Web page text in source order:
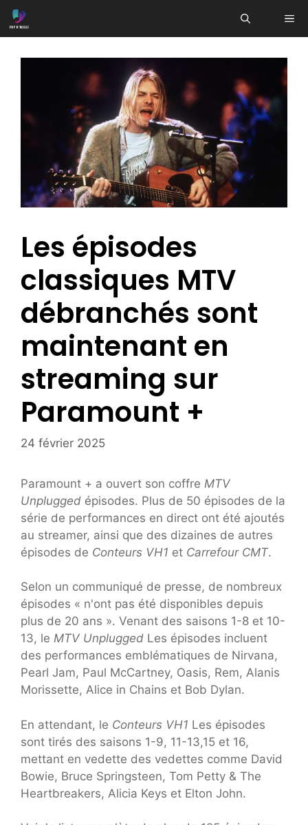
Aller
au
Les épisodes
classiques MTV
débranchés sont
maintenant en
streaming sur
Paramount +
24 février 2025
Paramount + a ouvert son coffre MTV
Unplugged épisodes. Plus de 50 épisodes de la
série de performances en direct ont été ajoutés
au streamer, ainsi que des dizaines de autres
épisodes de Conteurs VH1 et Carrefour CMT.
Selon un communiqué de presse, de nombreux
épisodes « n'ont pas été disponibles depuis
plus de 20 ans ». Venant des saisons 1-8 et 10-
13, le MTV Unplugged Les épisodes incluent
des performances emblématiques de Nirvana,
Pearl Jam, Paul McCartney, Oasis, Rem, Alanis
Morissette, Alice in Chains et Bob Dylan.
En attendant, le Conteurs VH1 Les épisodes
sont tirés des saisons 1-9, 11-13,15 et 16,
mettant en vedette des vedettes comme David
Bowie, Bruce Springsteen, Tom Petty & The
Heartbreakers, Alicia Keys et Elton John.